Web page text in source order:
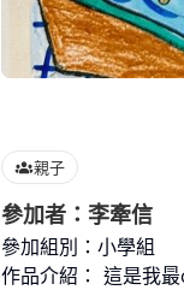
親子
參加者：李牽信
參加組別：小學組
作品介紹： 這是我